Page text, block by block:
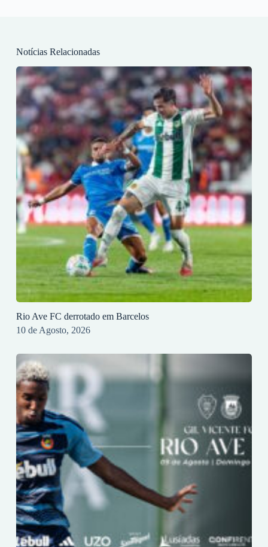
Notícias Relacionadas
Rio Ave FC derrotado em Barcelos
10 de Agosto, 2026